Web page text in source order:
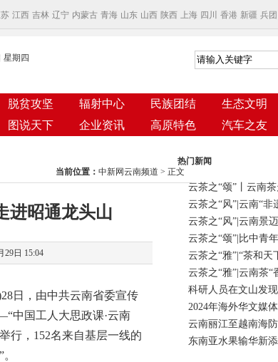
江西 吉林 辽宁 内蒙古 青海 山东 山西 陕西 上海 四川 香港 新疆 兵团
星期四
脱贫攻坚 辐射中心 民族团结 生态文明
图说天下 企业资讯 高原特色 汽车之友
当前位置： 中新网云南频道 > 正文
进昭通龙头山
日 15:04
日，由中共云南省委宣传
中国工人大思政课·云南
行，152名来自基层一线的
热门新闻
云茶之“颂”丨云南
云茶之“颂”|比中青
云茶之“雅”|云南茶“
科研人员在文山发
云南丽江至越南海
东南亚水果输华新